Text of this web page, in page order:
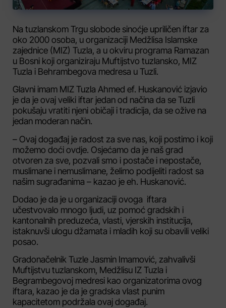
Na tuzlanskom Trgu slobode sinoćje upriličen iftar za
oko 2000 osoba, u organizaciji Medžlisa Islamske
zajednice (MIZ) Tuzla, a u okviru programa Ramazan
u Bosni koji organiziraju Muftijstvo tuzlansko, MIZ
Tuzla i Behrambegova medresa u Tuzli.
Glavni imam MIZ Tuzla Ahmed ef. Huskanović izjavio
je da je ovaj veliki iftar jedan od načina da se Tuzli
pokušaju vratiti njeni običaji i tradicija, da se ožive na
jedan moderan način.
– Ovaj događaj je radost za sve nas, koji postimo i koji
možemo doći ovdje. Osjećamo da je naš grad
otvoren za sve, pozvali smo i postače i nepostače,
muslimane i nemuslimane, želimo podijeliti radost sa
našim sugrađanima – kazao je eh. Huskanović.
Dodao je da je u organizaciji ovoga iftara
učestvovalo mnogo ljudi, uz pomoć gradskih i
kantonalnih preduzeća, vlasti, vjerskih institucija,
istaknuvši ulogu džamata i mladih koji su obavili veliki
posao.
Gradonačelnik Tuzle Jasmin Imamović, zahvalivši
Muftijstvu tuzlanskom, Medžlisu IZ Tuzla i
Begrambegovoj medresi kao organizatorima ovog
iftara, kazao je da je gradska vlast punim
kapacitetom podržala ovaj događaj.